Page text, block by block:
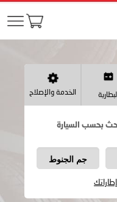
الخدمة والإصلاح
بحسب السيارة
جم الجنوط